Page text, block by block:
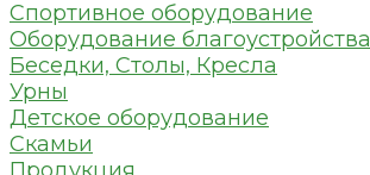
Спортивное оборудование
Оборудование благоустройства
Беседки, Столы, Кресла
Урны
Детское оборудование
Скамьи